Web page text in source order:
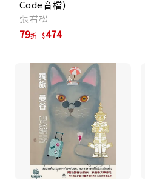
Code音檔)
張君松
79折 474